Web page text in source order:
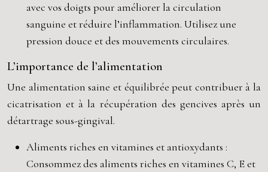
avec vos doigts pour améliorer la circulation
sanguine et réduire l’inflammation. Utilisez une
pression douce et des mouvements circulaires.
L’importance de l’alimentation
Une alimentation saine et équilibrée peut contribuer à la
cicatrisation et à la récupération des gencives après un
détartrage sous-gingival.
Aliments riches en vitamines et antioxydants :
Consommez des aliments riches en vitamines C, E et